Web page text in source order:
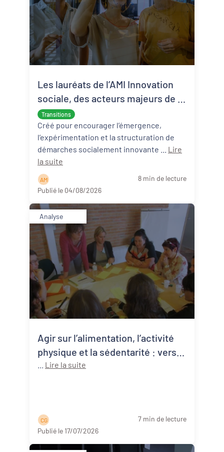
Transitions
Les lauréats de l’AMI Innovation
sociale, des acteurs majeurs de la
transition écologique et sociale
Créé pour encourager l’émergence,
l’expérimentation et la structuration de
Lire
la suite
A M
8 min de lecture
Publié le 04/08/2026
Analyse
Agir sur l’alimentation, l’activité
physique et la sédentarité : vers
une approche systémique de la
Lire la suite
C G
7 min de lecture
Publié le 17/07/2026